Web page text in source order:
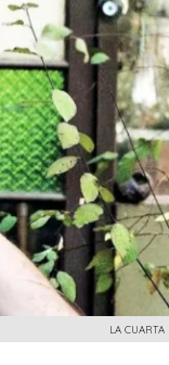
LA CUARTA